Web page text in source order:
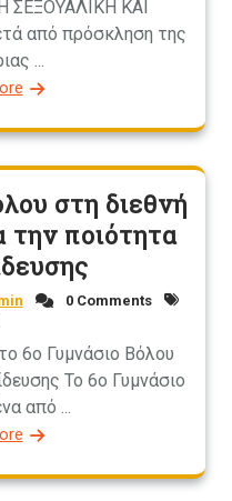
ΚΑΙ
από πρόσκληση της
...
στη διεθνή
την ποιότητα
0 Comments
6ο Γυμνάσιο Βόλου
Το 6ο Γυμνάσιο
από ...